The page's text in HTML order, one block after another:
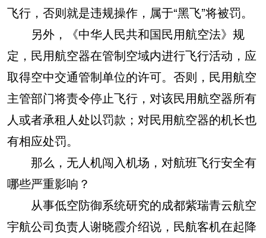
飞行，否则就是违规操作，属于“黑飞”将被罚。
另外，《中华人民共和国民用航空法》规
定，民用航空器在管制空域内进行飞行活动，应
取得空中交通管制单位的许可。否则，民用航空
主管部门将责令停止飞行，对该民用航空器所有
人或者承租人处以罚款；对民用航空器的机长也
有相应处罚。
那么，无人机闯入机场，对航班飞行安全有
哪些严重影响？
从事低空防御系统研究的成都紫瑞青云航空
宇航公司负责人谢晓霞介绍说，民航客机在起降